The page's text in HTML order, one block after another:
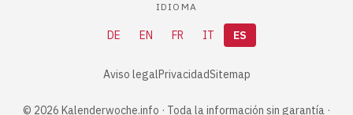
IDIOMA
DE EN FR IT ES
Aviso legalPrivacidadSitemap
© 2026 Kalenderwoche.info · Toda la información sin garantía ·